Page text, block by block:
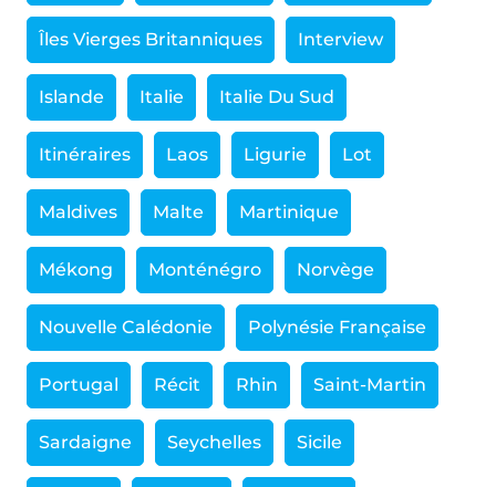
Îles Vierges Britanniques Interview
Islande Italie Italie Du Sud
Itinéraires Laos Ligurie Lot
Maldives Malte Martinique
Mékong Monténégro Norvège
Nouvelle Calédonie Polynésie Française
Portugal Récit Rhin Saint-Martin
Sardaigne Seychelles Sicile